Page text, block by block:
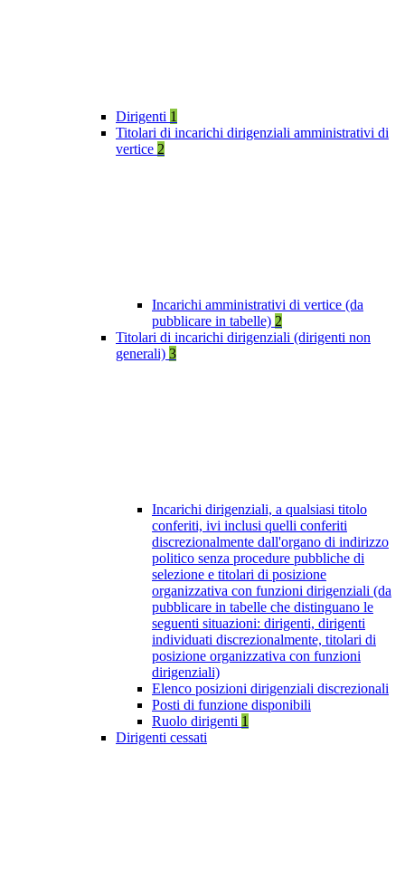
Dirigenti 1
Titolari di incarichi dirigenziali amministrativi di
vertice 2
Incarichi amministrativi di vertice (da
pubblicare in tabelle) 2
Titolari di incarichi dirigenziali (dirigenti non
generali) 3
Incarichi dirigenziali, a qualsiasi titolo
conferiti, ivi inclusi quelli conferiti
discrezionalmente dall'organo di indirizzo
politico senza procedure pubbliche di
selezione e titolari di posizione
organizzativa con funzioni dirigenziali (da
pubblicare in tabelle che distinguano le
seguenti situazioni: dirigenti, dirigenti
individuati discrezionalmente, titolari di
posizione organizzativa con funzioni
dirigenziali)
Elenco posizioni dirigenziali discrezionali
Posti di funzione disponibili
Ruolo dirigenti 1
Dirigenti cessati